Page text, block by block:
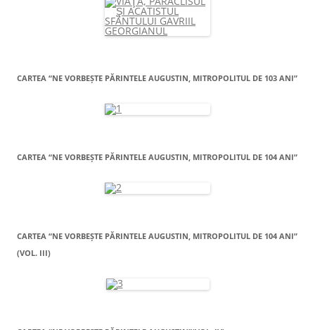
CARTEA “NE VORBEŞTE PĂRINTELE AUGUSTIN, MITROPOLITUL DE 103 ANI”
CARTEA “NE VORBEŞTE PĂRINTELE AUGUSTIN, MITROPOLITUL DE 104 ANI”
CARTEA “NE VORBEŞTE PĂRINTELE AUGUSTIN, MITROPOLITUL DE 104 ANI”
(VOL. III)